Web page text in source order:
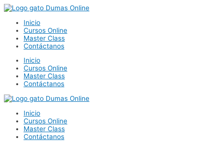
Ir
contenido
Inicio
Cursos Online
Master Class
Contáctanos
Inicio
Cursos Online
Master Class
Contáctanos
Inicio
Cursos Online
Master Class
Contáctanos